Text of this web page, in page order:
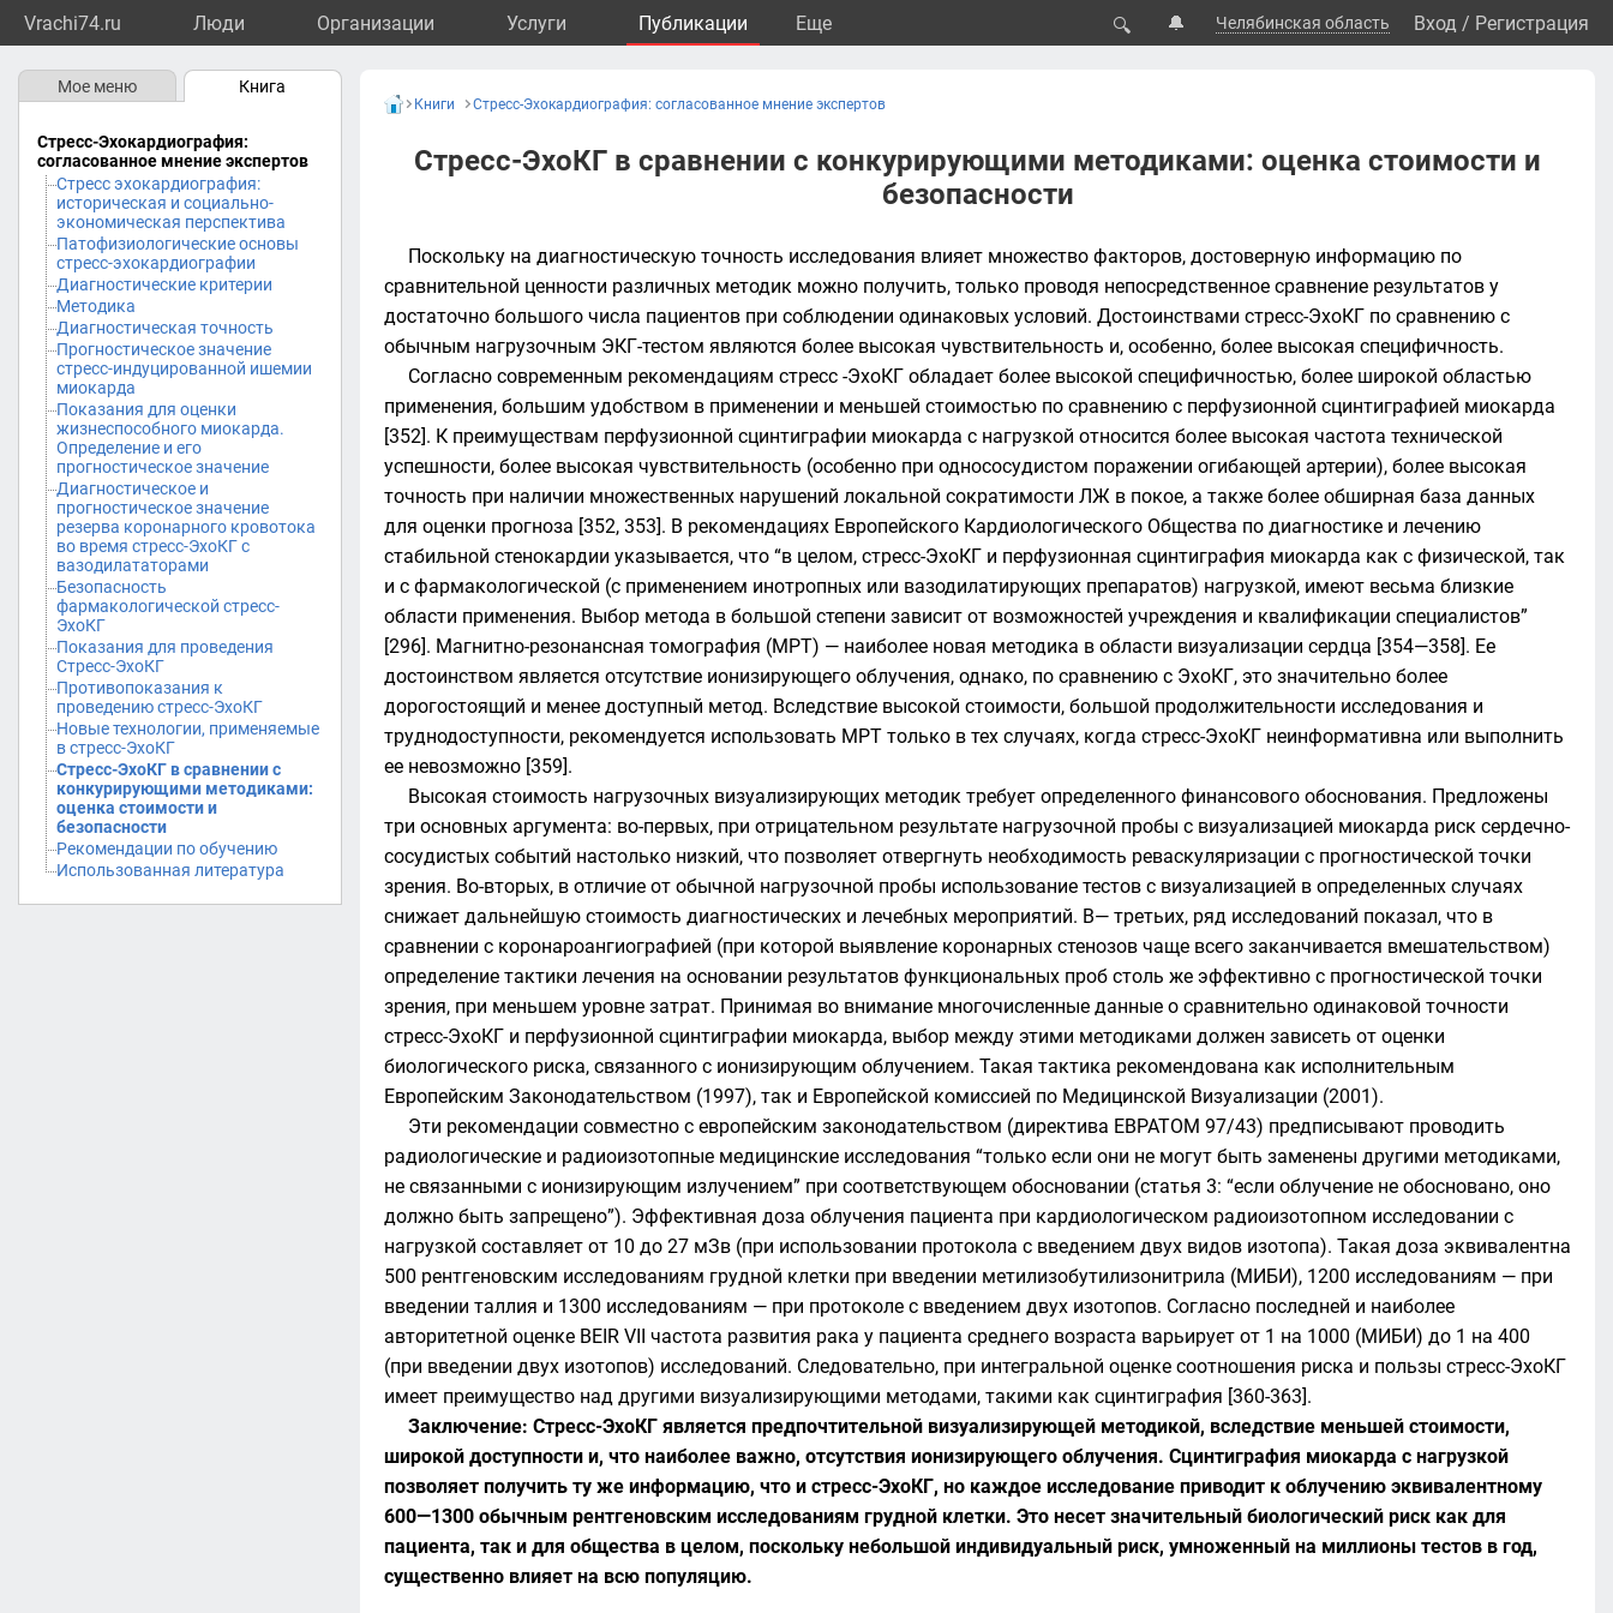
Vrachi74.ru Люди Организации Услуги Публикации Eще 🔍 🔔 Челябинская область Вход / Регистрация
Мое меню Книга
Стресс-Эхокардиография:
согласованное мнение экспертов
Стресс эхокардиография:
историческая и социально-
экономическая перспектива
Патофизиологические основы
стресс-эхокардиографии
Диагностические критерии
Методика
Диагностическая точность
Прогностическое значение
стресс-индуцированной ишемии
миокарда
Показания для оценки
жизнеспособного миокарда.
Определение и его
прогностическое значение
Диагностическое и
прогностическое значение
резерва коронарного кровотока
во время стресс-ЭхоКГ с
вазодилататорами
Безопасность
фармакологической стресс-
ЭхоКГ
Показания для проведения
Стресс-ЭхоКГ
Противопоказания к
проведению стресс-ЭхоКГ
Новые технологии, применяемые
в стресс-ЭхоКГ
Cтресс-ЭхоКГ в сравнении с
конкурирующими методиками:
оценка стоимости и
безопасности
Рекомендации по обучению
Использованная литература
Книги Стресс-Эхокардиография: согласованное мнение экспертов
Cтресс-ЭхоКГ в сравнении с конкурирующими методиками: оценка стоимости и
безопасности
Поскольку на диагностическую точность исследования влияет множество факторов, достоверную информацию по
сравнительной ценности различных методик можно получить, только проводя непосредственное сравнение результатов у
достаточно большого числа пациентов при соблюдении одинаковых условий. Достоинствами стресс-ЭхоКГ по сравнению с
обычным нагрузочным ЭКГ-тестом являются более высокая чувствительность и, особенно, более высокая специфичность.
Согласно современным рекомендациям стресс -ЭхоКГ обладает более высокой специфичностью, более широкой областью
применения, большим удобством в применении и меньшей стоимостью по сравнению с перфузионной сцинтиграфией миокарда
[352]. К преимуществам перфузионной сцинтиграфии миокарда с нагрузкой относится более высокая частота технической
успешности, более высокая чувствительность (особенно при однососудистом поражении огибающей артерии), более высокая
точность при наличии множественных нарушений локальной сократимости ЛЖ в покое, а также более обширная база данных
для оценки прогноза [352, 353]. В рекомендациях Европейского Кардиологического Общества по диагностике и лечению
стабильной стенокардии указывается, что “в целом, стресс-ЭхоКГ и перфузионная сцинтиграфия миокарда как с физической, так
и с фармакологической (с применением инотропных или вазодилатирующих препаратов) нагрузкой, имеют весьма близкие
области применения. Выбор метода в большой степени зависит от возможностей учреждения и квалификации специалистов”
[296]. Магнитно-резонансная томография (МРТ) — наиболее новая методика в области визуализации сердца [354—358]. Ее
достоинством является отсутствие ионизирующего облучения, однако, по сравнению с ЭхоКГ, это значительно более
дорогостоящий и менее доступный метод. Вследствие высокой стоимости, большой продолжительности исследования и
труднодоступности, рекомендуется использовать МРТ только в тех случаях, когда стресс-ЭхоКГ неинформативна или выполнить
ее невозможно [359].
Высокая стоимость нагрузочных визуализирующих методик требует определенного финансового обоснования. Предложены
три основных аргумента: во-первых, при отрицательном результате нагрузочной пробы с визуализацией миокарда риск сердечно-
сосудистых событий настолько низкий, что позволяет отвергнуть необходимость реваскуляризации с прогностической точки
зрения. Во-вторых, в отличие от обычной нагрузочной пробы использование тестов с визуализацией в определенных случаях
снижает дальнейшую стоимость диагностических и лечебных мероприятий. В— третьих, ряд исследований показал, что в
сравнении с коронароангиографией (при которой выявление коронарных стенозов чаще всего заканчивается вмешательством)
определение тактики лечения на основании результатов функциональных проб столь же эффективно с прогностической точки
зрения, при меньшем уровне затрат. Принимая во внимание многочисленные данные о сравнительно одинаковой точности
стресс-ЭхоКГ и перфузионной сцинтиграфии миокарда, выбор между этими методиками должен зависеть от оценки
биологического риска, связанного с ионизирующим облучением. Такая тактика рекомендована как исполнительным
Европейским Законодательством (1997), так и Европейской комиссией по Медицинской Визуализации (2001).
Эти рекомендации совместно с европейским законодательством (директива ЕВРАТОМ 97/43) предписывают проводить
радиологические и радиоизотопные медицинские исследования “только если они не могут быть заменены другими методиками,
не связанными с ионизирующим излучением” при соответствующем обосновании (статья 3: “если облучение не обосновано, оно
должно быть запрещено”). Эффективная доза облучения пациента при кардиологическом радиоизотопном исследовании с
нагрузкой составляет от 10 до 27 мЗв (при использовании протокола с введением двух видов изотопа). Такая доза эквивалентна
500 рентгеновским исследованиям грудной клетки при введении метилизобутилизонитрила (МИБИ), 1200 исследованиям — при
введении таллия и 1300 исследованиям — при протоколе с введением двух изотопов. Согласно последней и наиболее
авторитетной оценке BEIR VII частота развития рака у пациента среднего возраста варьирует от 1 на 1000 (МИБИ) до 1 на 400
(при введении двух изотопов) исследований. Следовательно, при интегральной оценке соотношения риска и пользы стресс-ЭхоКГ
имеет преимущество над другими визуализирующими методами, такими как сцинтиграфия [360-363].
Заключение: Стресс-ЭхоКГ является предпочтительной визуализирующей методикой, вследствие меньшей стоимости,
широкой доступности и, что наиболее важно, отсутствия ионизирующего облучения. Сцинтиграфия миокарда с нагрузкой
позволяет получить ту же информацию, что и стресс-ЭхоКГ, но каждое исследование приводит к облучению эквивалентному
600—1300 обычным рентгеновским исследованиям грудной клетки. Это несет значительный биологический риск как для
пациента, так и для общества в целом, поскольку небольшой индивидуальный риск, умноженный на миллионы тестов в год,
существенно влияет на всю популяцию.